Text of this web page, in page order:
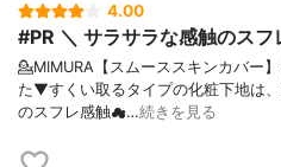
4.00
#PR ＼ サラサラな感触のスフ
💁MIMURA【スムーススキンカバー
た⁡⁡▼⁡すくい取るタイプの化粧下地は
のスフレ感触☁…続きを見る